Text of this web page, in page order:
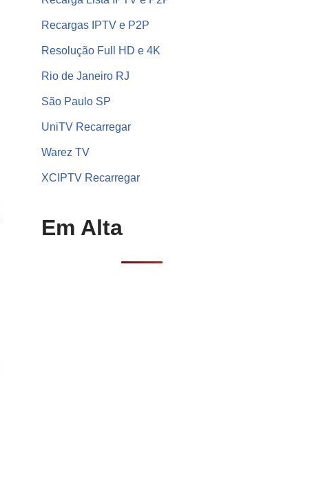
Recargas IPTV e P2P
Resolução Full HD e 4K
Rio de Janeiro RJ
São Paulo SP
UniTV Recarregar
Warez TV
XCIPTV Recarregar
Em Alta